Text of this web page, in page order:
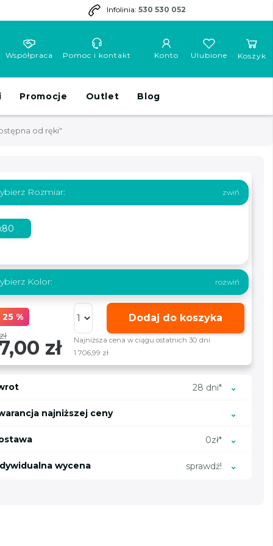
Infolinia: 530 530 052
Współpraca Pomoc i kontakt Konto Koszyk
Ulubione
Promocje Outlet Blog
od ręki"
Rozmiar:
Kolor:
25 %
zł
Dodaj do koszyka
Najniższa cena w ciągu ostatnich 30 dni
1 706,99 zł
28 dni*
najniższej ceny
0zł*
wycena sprawdź!